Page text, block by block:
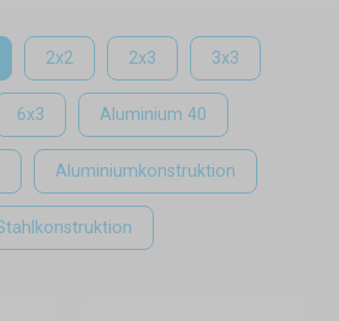
den potenziellen Kunden wecken
den Verkauf auf den Markt sind eine
Pavillons aus Holz oder andere
diesen Situationen sehr unpraktisch
Verkauf unter klarem Himmel
überdachten Raum in Ihrem Hof
2x2 2x3 3x3
6x3 Aluminium 40
Aluminiumkonstruktion